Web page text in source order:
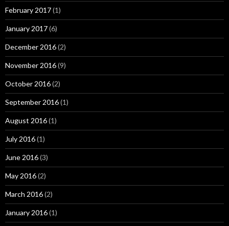
February 2017(1)
January 2017(6)
December 2016(2)
November 2016(9)
October 2016(2)
September 2016(1)
August 2016(1)
July 2016(1)
June 2016(3)
May 2016(2)
March 2016(2)
January 2016(1)